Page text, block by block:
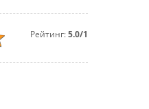
Рейтинг:5.0/1